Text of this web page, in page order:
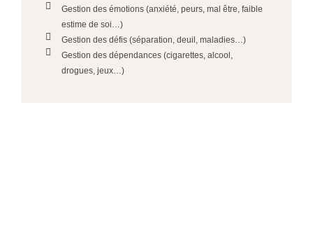
Gestion des émotions (anxiété, peurs, mal être, faible
estime de soi…)
Gestion des défis (séparation, deuil, maladies…)
Gestion des dépendances (cigarettes, alcool,
drogues, jeux…)